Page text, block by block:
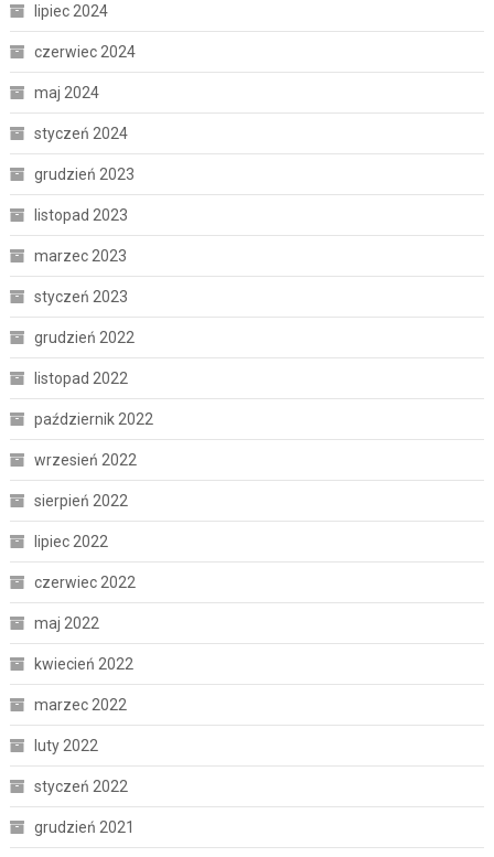
lipiec 2024
czerwiec 2024
maj 2024
styczeń 2024
grudzień 2023
listopad 2023
marzec 2023
styczeń 2023
grudzień 2022
listopad 2022
październik 2022
wrzesień 2022
sierpień 2022
lipiec 2022
czerwiec 2022
maj 2022
kwiecień 2022
marzec 2022
luty 2022
styczeń 2022
grudzień 2021